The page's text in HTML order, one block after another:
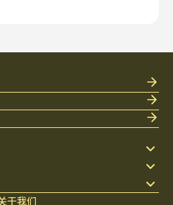
于我们